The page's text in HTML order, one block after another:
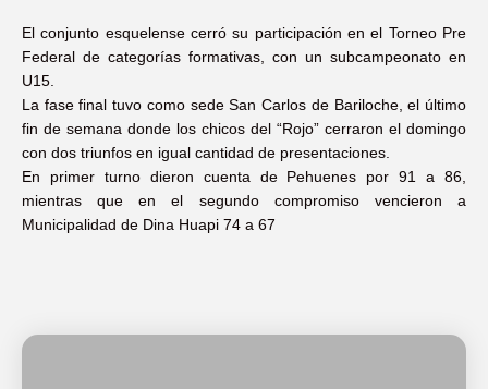
El conjunto esquelense cerró su participación en el Torneo Pre
Federal de categorías formativas, con un subcampeonato en
U15.
La fase final tuvo como sede San Carlos de Bariloche, el último
fin de semana donde los chicos del “Rojo” cerraron el domingo
con dos triunfos en igual cantidad de presentaciones.
En primer turno dieron cuenta de Pehuenes por 91 a 86,
mientras que en el segundo compromiso vencieron a
Municipalidad de Dina Huapi 74 a 67